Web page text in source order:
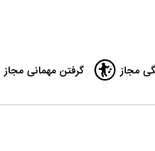
مجاز گرفتن مهمانی مجاز